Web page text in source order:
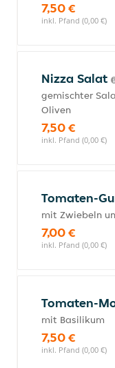
7,50 €
inkl. Pfand (0,00 €)
Nizza Salat
gemischter
Oliven
7,50 €
inkl. Pfand (0,00 €)
Tomaten-
mit Zwiebeln
7,00 €
inkl. Pfand (0,00 €)
Tomaten-
mit Basilikum
7,50 €
inkl. Pfand (0,00 €)